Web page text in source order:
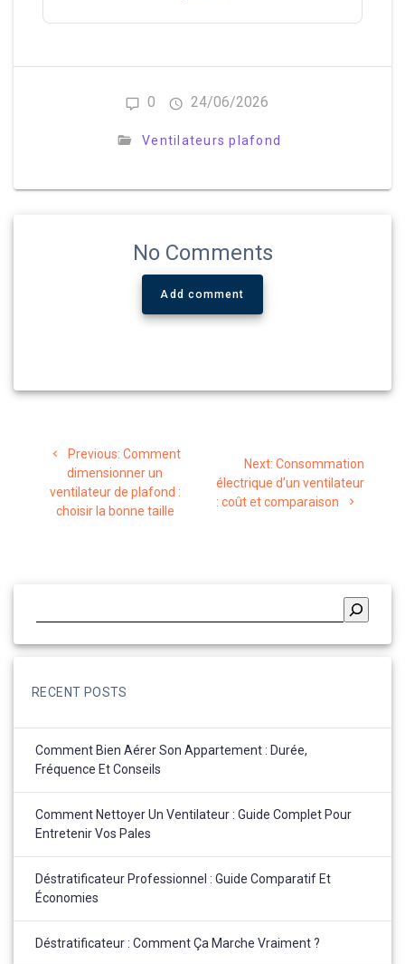
Gardez au moins 1 m entre l’extrémité des pales et les
murs : un critère souvent négligé, car il limite les
turbulences et améliore le brassage.
0 24/06/2026
Ventilateurs plafond
No Comments
Add comment
l’article
Previous: Previous
post:
Comment
dimensionner un
ventilateur de plafond :
choisir la bonne taille
Next: Next
post:
Consommation
électrique d’un ventilateur
: coût et comparaison
RECENT POSTS
Comment Bien Aérer Son Appartement : Durée,
Fréquence Et Conseils
Comment Nettoyer Un Ventilateur : Guide Complet Pour
Entretenir Vos Pales
Déstratificateur Professionnel : Guide Comparatif Et
Économies
Déstratificateur : Comment Ça Marche Vraiment ?